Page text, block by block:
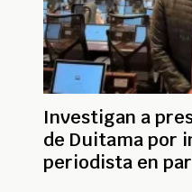
Investigan a
de Duitama por
periodista en